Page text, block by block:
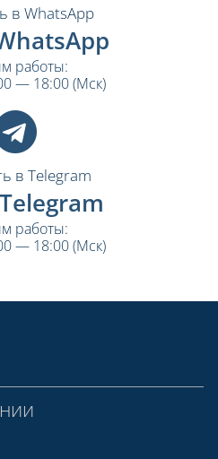
в WhatsApp
работы:
— 18:00 (Мск)
в Telegram
работы:
— 18:00 (Мск)